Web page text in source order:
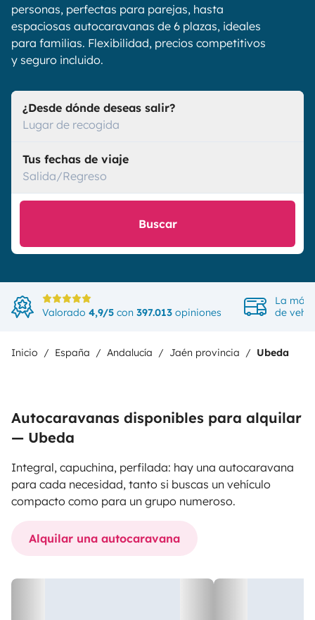
personas, perfectas para parejas, hasta
espaciosas autocaravanas de 6 plazas, ideales
para familias. Flexibilidad, precios competitivos
y seguro incluido.
¿Desde dónde deseas salir?
Lugar de recogida
Tus fechas de viaje
Salida/Regreso
Buscar
Valorado 4,9/5 con 397.013 opiniones
La más
de
Inicio España Andalucía Jaén provincia Ubeda
Autocaravanas disponibles para alquilar
— Ubeda
Integral, capuchina, perfilada: hay una autocaravana
para cada necesidad, tanto si buscas un vehículo
compacto como para un grupo numeroso.
Alquilar una autocaravana